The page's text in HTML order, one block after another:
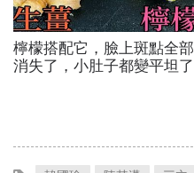
檸檬搭配它，臉上斑點全部
消失了，小肚子都變平坦了